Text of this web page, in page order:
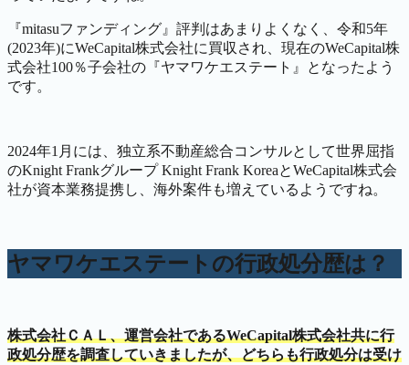
『mitasuファンディング』評判はあまりよくなく、令和5年
(2023年)にWeCapital株式会社に買収され、現在のWeCapital株
式会社100％子会社の『ヤマワケエステート』となったよう
です。
2024年1月には、独立系不動産総合コンサルとして世界屈指
のKnight Frankグループ Knight Frank KoreaとWeCapital株式会
社が資本業務提携し、海外案件も増えているようですね。
ヤマワケエステートの行政処分歴は？
株式会社ＣＡＬ、運営会社であるWeCapital株式会社共に行
政処分歴を調査していきましたが、どちらも行政処分は受け